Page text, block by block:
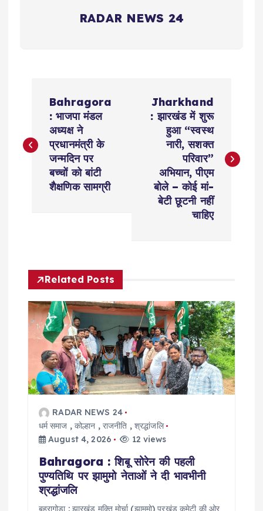
RADAR NEWS 24
s
v
g
t
Bahragora
: भाजपा मंडल
अध्यक्ष ने
प्रधानमंत्री के
जन्मदिन पर
बच्चों को बांटी
शैक्षणिक सामग्री
Jharkhand
: झारखंड में शुरू
हुआ “स्वस्थ
नारी, सशक्त
परिवार”
अभियान, पीएम
बोले – कोई मां-
बेटी छूटनी नहीं
चाहिए
Related Posts
RADAR NEWS 24
धर्म समाज ,कोल्हान , राजनीति , श्रद्धांजलि
August 4, 2026
12 views
Bahragora : शिबू सोरेन की पहली
पुण्यतिथि पर झामुमो नेताओं ने दी भावभीनी
श्रद्धांजलि
बहरागोड़ा : झारखंड मुक्ति मोर्चा (झामुमो) प्रखंड कमेटी की ओर